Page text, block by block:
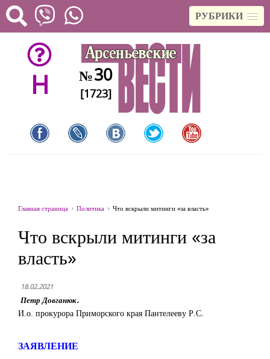
РУБРИКИ
H №30
[1723]
Главная страница Политика Что вскрыли митинги «за власть»
Что вскрыли митинги «за
власть»
18.02.2021
Петр Довганюк.
И.о. прокурора Приморского края Пантелееву Р.С.
ЗАЯВЛЕНИЕ